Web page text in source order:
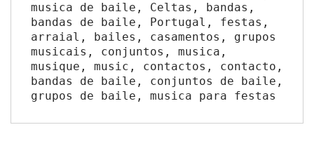
musica de baile, Celtas, bandas,
bandas de baile, Portugal, festas,
arraial, bailes, casamentos, grupos
musicais, conjuntos, musica,
musique, music, contactos, contacto,
bandas de baile, conjuntos de baile,
grupos de baile, musica para festas